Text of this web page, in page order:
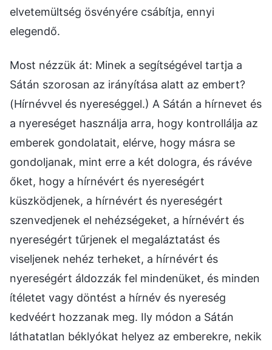
elvetemültség ösvényére csábítja, ennyi
elegendő.
Most nézzük át: Minek a segítségével tartja a
Sátán szorosan az irányítása alatt az embert?
(Hírnévvel és nyereséggel.) A Sátán a hírnevet és
a nyereséget használja arra, hogy kontrollálja az
emberek gondolatait, elérve, hogy másra se
gondoljanak, mint erre a két dologra, és rávéve
őket, hogy a hírnévért és nyereségért
küszködjenek, a hírnévért és nyereségért
szenvedjenek el nehézségeket, a hírnévért és
nyereségért tűrjenek el megaláztatást és
viseljenek nehéz terheket, a hírnévért és
nyereségért áldozzák fel mindenüket, és minden
ítéletet vagy döntést a hírnév és nyereség
kedvéért hozzanak meg. Ily módon a Sátán
láthatatlan béklyókat helyez az emberekre, nekik